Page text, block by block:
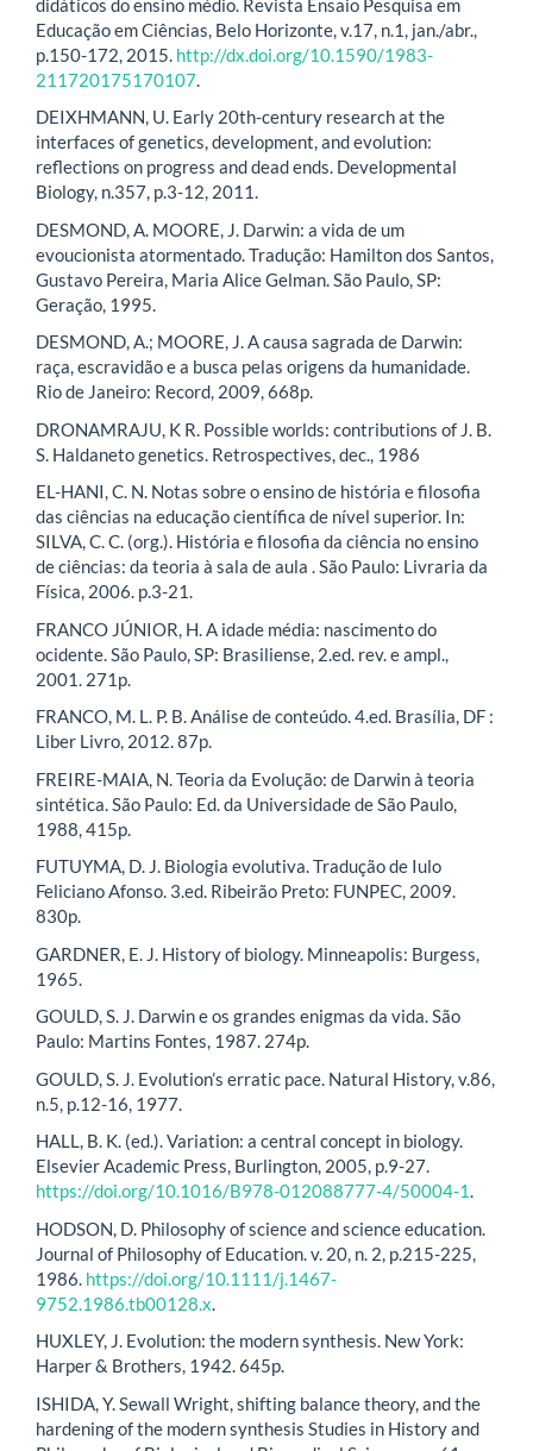
didáticos do ensino médio. Revista Ensaio Pesquisa em
Educação em Ciências, Belo Horizonte, v.17, n.1, jan./abr.,
p.150-172, 2015. http://dx.doi.org/10.1590/1983-
211720175170107.
DEIXHMANN, U. Early 20th-century research at the
interfaces of genetics, development, and evolution:
reflections on progress and dead ends. Developmental
Biology, n.357, p.3-12, 2011.
DESMOND, A. MOORE, J. Darwin: a vida de um
evoucionista atormentado. Tradução: Hamilton dos Santos,
Gustavo Pereira, Maria Alice Gelman. São Paulo, SP:
Geração, 1995.
DESMOND, A.; MOORE, J. A causa sagrada de Darwin:
raça, escravidão e a busca pelas origens da humanidade.
Rio de Janeiro: Record, 2009, 668p.
DRONAMRAJU, K R. Possible worlds: contributions of J. B.
S. Haldaneto genetics. Retrospectives, dec., 1986
EL-HANI, C. N. Notas sobre o ensino de história e filosofia
das ciências na educação científica de nível superior. In:
SILVA, C. C. (org.). História e filosofia da ciência no ensino
de ciências: da teoria à sala de aula . São Paulo: Livraria da
Física, 2006. p.3-21.
FRANCO JÚNIOR, H. A idade média: nascimento do
ocidente. São Paulo, SP: Brasiliense, 2.ed. rev. e ampl.,
2001. 271p.
FRANCO, M. L. P. B. Análise de conteúdo. 4.ed. Brasília, DF :
Liber Livro, 2012. 87p.
FREIRE-MAIA, N. Teoria da Evolução: de Darwin à teoria
sintética. São Paulo: Ed. da Universidade de São Paulo,
1988, 415p.
FUTUYMA, D. J. Biologia evolutiva. Tradução de Iulo
Feliciano Afonso. 3.ed. Ribeirão Preto: FUNPEC, 2009.
830p.
GARDNER, E. J. History of biology. Minneapolis: Burgess,
1965.
GOULD, S. J. Darwin e os grandes enigmas da vida. São
Paulo: Martins Fontes, 1987. 274p.
GOULD, S. J. Evolution’s erratic pace. Natural History, v.86,
n.5, p.12-16, 1977.
HALL, B. K. (ed.). Variation: a central concept in biology.
Elsevier Academic Press, Burlington, 2005, p.9-27.
https://doi.org/10.1016/B978-012088777-4/50004-1.
HODSON, D. Philosophy of science and science education.
Journal of Philosophy of Education. v. 20, n. 2, p.215-225,
1986. https://doi.org/10.1111/j.1467-
9752.1986.tb00128.x.
HUXLEY, J. Evolution: the modern synthesis. New York:
Harper & Brothers, 1942. 645p.
ISHIDA, Y. Sewall Wright, shifting balance theory, and the
hardening of the modern synthesis Studies in History and